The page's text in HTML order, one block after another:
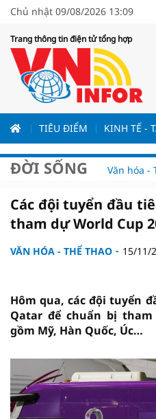
Chủ nhật 09/08/2026 13:09
Trang thông tin điện tử tổng hợp
TIÊU ĐIỂM KINH TẾ -
ĐỜI SỐNG Văn hóa -
Các đội tuyển đầu
tham dự World Cup
VĂN HÓA - THỂ THAO 15/11/
Hôm qua, các đội tuyển
Qatar để chuẩn bị tham
gồm Mỹ, Hàn Quốc, Úc…